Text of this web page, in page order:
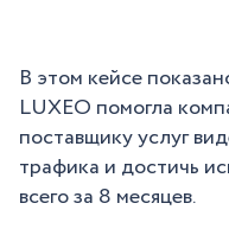
В этом кейсе
LUXEO помогла
поставщику услуг
трафика и достичь
всего за 8 месяцев.